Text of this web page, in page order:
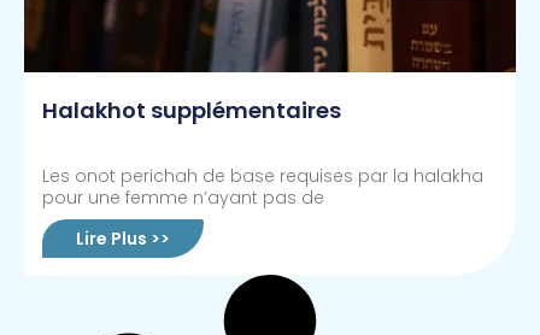
Halakhot supplémentaires
Les onot perichah de base requises par la halakha
pour une femme n’ayant pas de
Lire Plus >>